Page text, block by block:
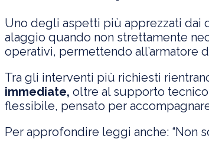
Uno degli aspetti più apprezzati dai
alaggio quando non strettamente
operativi, permettendo all’armatore
Tra gli interventi più richiesti
immediate, oltre al supporto
flessibile, pensato per
Per approfondire leggi anche: “Non